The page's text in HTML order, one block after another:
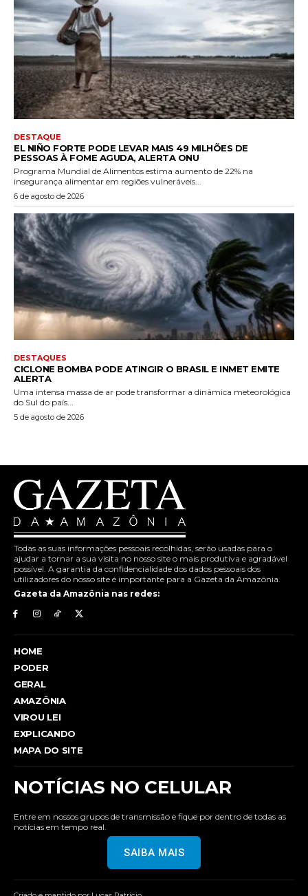
DESTAQUE
EL NIÑO FORTE PODE LEVAR MAIS 49 MILHÕES DE
PESSOAS À FOME AGUDA, ALERTA ONU
Programa Mundial de Alimentos estima aumento de 22% na
insegurança alimentar em regiões vulneráveis...
6 de agosto de 2026
DESTAQUES
CICLONE BOMBA PODE ATINGIR O BRASIL E INMET EMITE
ALERTA
Uma intensa massa de ar pode transformar a dinâmica meteorológica
do Sul do país...
5 de agosto de 2026
Todas as suas informações pessoais recolhidas, serão usadas para o
ajudar a tornar a sua visita no nosso site o mais produtiva e agradável
possível. A garantia da confidencialidade dos dados pessoais dos
utilizadores do nosso site é importante para a Gazeta da Amazônia.
Gazeta da Amazônia nas redes:
HOME
PODER
GERAL
AMAZÔNIA
VIROU LEI
EXPLICANDO
MAPA DO SITE
NOTÍCIAS NO CELULAR
Entre em nossos grupos de transmissão e fique por dentro de todas as
notícias em tempo real.
SAIBA MAIS